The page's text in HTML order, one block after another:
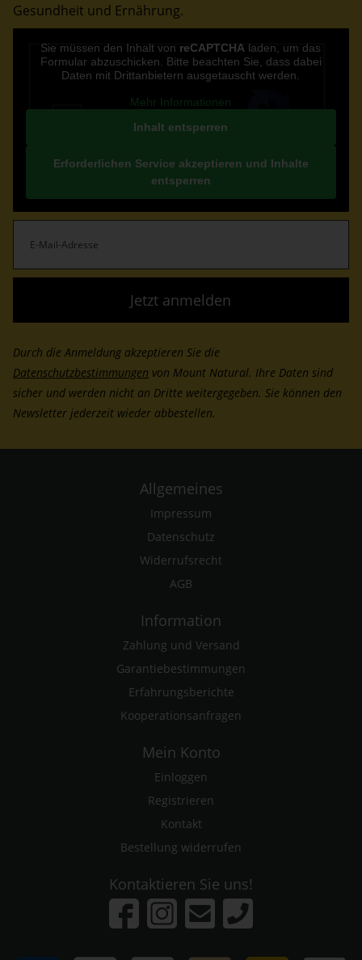
Gesundheit und Ernährung.
Sie müssen den Inhalt von reCAPTCHA laden, um das
Formular abzuschicken. Bitte beachten Sie, dass dabei
Daten mit Drittanbietern ausgetauscht werden.
Mehr Informationen
Inhalt entsperren
Erforderlichen Service akzeptieren und Inhalte
entsperren
Mail-
Adresse(erforderlich)
Durch die Anmeldung akzeptieren Sie die
Datenschutzbestimmungen von Mount Natural. Ihre Daten sind
sicher und werden nicht an Dritte weitergegeben. Sie können den
Newsletter jederzeit wieder abbestellen.
Allgemeines
Impressum
Datenschutz
Widerrufsrecht
AGB
Information
Zahlung und Versand
Garantiebestimmungen
Erfahrungsberichte
Kooperationsanfragen
Mein Konto
Einloggen
Registrieren
Kontakt
Bestellung widerrufen
Kontaktieren Sie uns!